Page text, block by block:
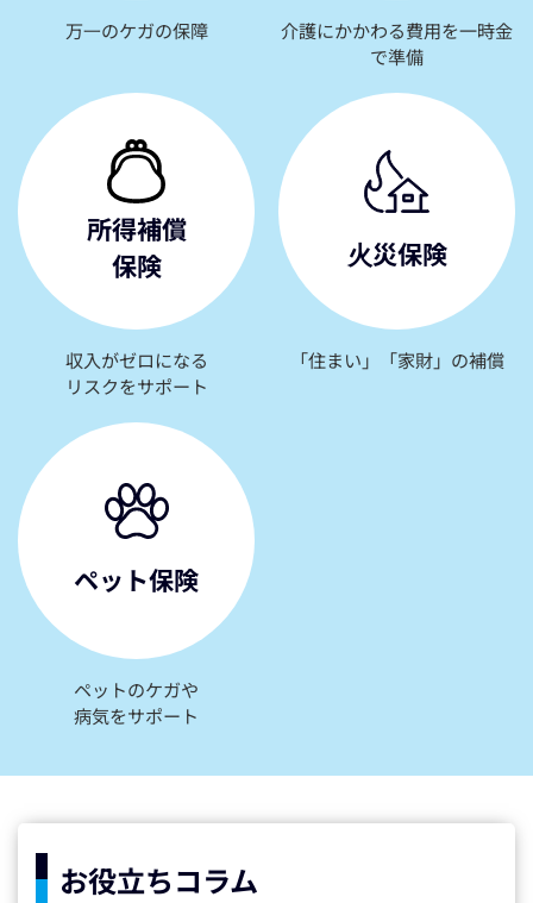
万⼀のケガの保障
介護にかかわる費用を一時金
で準備
所得補償
保険
収入がゼロになる
リスクをサポート
⽕災保険
「住まい」「家財」の補償
ペット保険
ペットのケガや
病気をサポート
お役立ちコラム